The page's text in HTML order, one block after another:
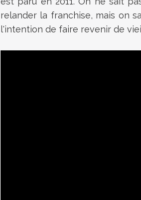
relander la franchise, mais on
l'intention de faire revenir de